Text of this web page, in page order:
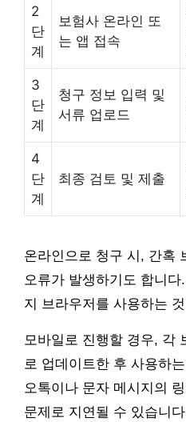
2
단
계
보험사 온라인 또
는 앱 접속
3
단
계
청구 정보 입력 및
서류 업로드
4
단
계
최종 검토 및 제출
온라인으로 청구 시, 간혹
오류가 발생하기도 합니
지 브라우저를 사용하는
모바일로 진행할 경우, 각
로 업데이트한 후 사용하
오톡이나 문자 메시지의
문제로 지연될 수 있습니